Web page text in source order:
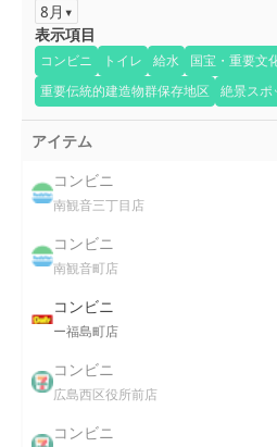
8月
表示項目
コンビニ トイレ 給水
国宝・重要文
重要伝統的建造物群保存地区
絶景スポ
アイテム
コンビニ
南観音三丁目店
コンビニ
南観音町店
コンビニ
ー福島町店
コンビニ
広島西区役所前店
コンビニ